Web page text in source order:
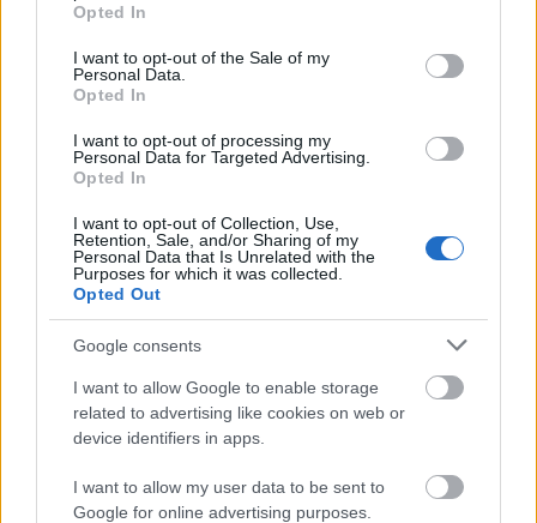
use your data for below specified purposes in below Google
consent section.
Opted In
I want to opt-out of the Sale of my
Personal Data.
Opted In
I want to opt-out of processing my
Personal Data for Targeted Advertising.
Opted In
I want to opt-out of Collection, Use,
Retention, Sale, and/or Sharing of my
Personal Data that Is Unrelated with the
Purposes for which it was collected.
Opted Out
Google consents
I want to allow Google to enable storage
related to advertising like cookies on web or
device identifiers in apps.
I want to allow my user data to be sent to
Google for online advertising purposes.
határátkelő célországnak, nem csoda, hogy a mai
poszt szerzője, Hajni és párja is alaposan
megfontolták, amikor felmerült ott egy
munkalehetőség. Aztán úgy döntöttek, kipróbálják
és pár hónap elteltével úgy tűnik, nem bánták…